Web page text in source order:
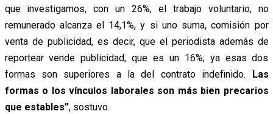
que investigamos, con un 26%; el trabajo voluntario, no
remunerado alcanza el 14,1%, y si uno suma, comisión por
venta de publicidad, es decir, que el periodista además de
reportear vende publicidad, que es un 16%; ya esas dos
formas son superiores a la del contrato indefinido.
Las
formas o los vínculos laborales son más bien precarios
que estables”, sostuvo.